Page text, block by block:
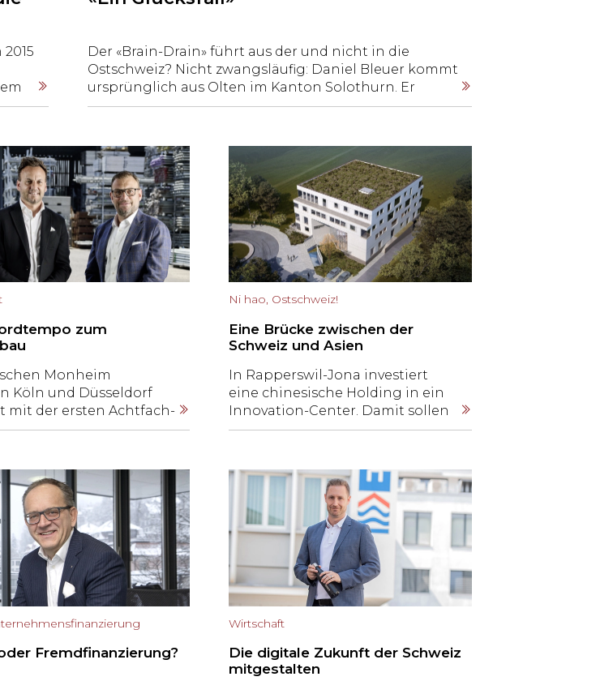
Der «Brain-Drain» führt aus der und nicht in die
Ostschweiz? Nicht zwangsläufig: Daniel Bleuer kommt
ursprünglich aus Olten im Kanton Solothurn. Er
studierte an der HSG und schloss mit einem Master in
ihn wieder zurück nach St.Gallen. Heute ist Bleuer
Präsident des Verwaltungsrates der Advokatur am
Rosenberg (Advoro AG), einer Anwaltskanzlei mit Sitz
im «Schoren». Warum er sich gerade für St.Gallen als
Unternehmensstandort entschieden hat, erzählt der
39-Jährige im Gespräch.
zum
Monheim
Köln und Düsseldorf
mit der ersten Achtfach-
auch die grösste
Im Interview erzählen
Böckli und Mark
Director of
Services Special
wie dieser Coup
ist und ob weitere
geplant sind.
Ni hao, Ostschweiz!
Eine Brücke zwischen der
Schweiz und Asien
In Rapperswil-Jona investiert
eine chinesische Holding in ein
Innovation-Center. Damit sollen
hauptsächlich Start-ups mit
nicht jedem.
Fremdfinanzierung?
Wirtschaft
Die digitale Zukunft der Schweiz
mitgestalten